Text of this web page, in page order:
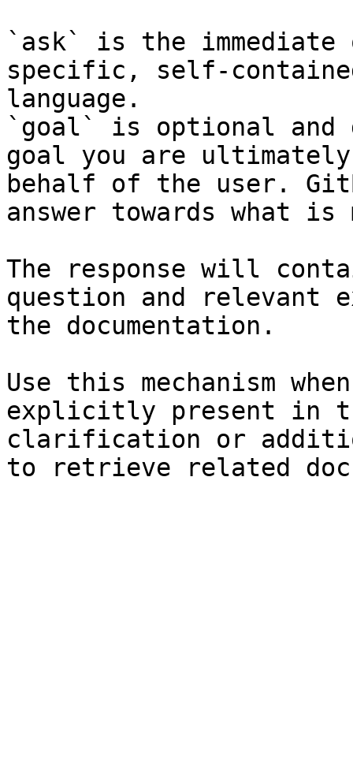
`ask` is the
specific, self-
language.
`goal` is optional and
goal you are
behalf of the user.
answer towards what
The response will
question and relevant
the documentation.
Use this mechanism
explicitly present in
clarification or